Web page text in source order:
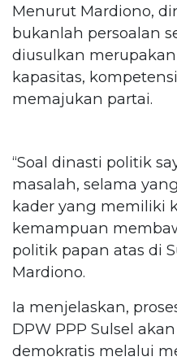
Menurut Mardiono,
bukanlah persoalan
diusulkan
kapasitas,
memajukan partai.
“Soal dinasti politik
masalah, selama
kader yang memiliki
kemampuan
politik papan atas di
Mardiono.
Ia menjelaskan,
DPW PPP Sulsel
demokratis melalui